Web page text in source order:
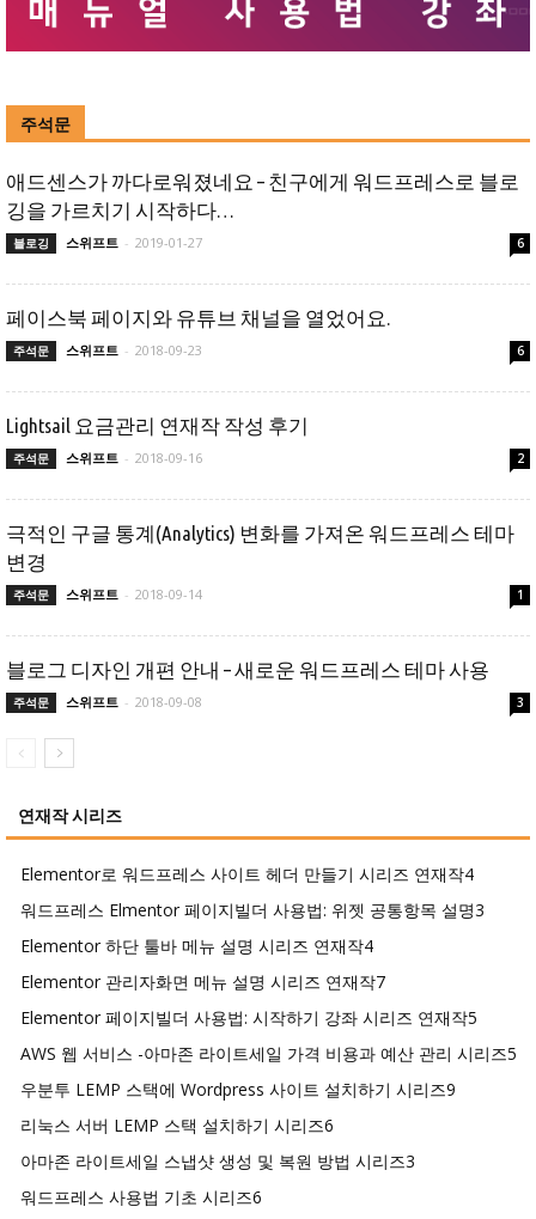
주석문
애드센스가 까다로워졌네요 – 친구에게 워드프레스로 블로
깅을 가르치기 시작하다…
블로깅 스위프트 - 2019-01-27 6
페이스북 페이지와 유튜브 채널을 열었어요.
주석문 스위프트 - 2018-09-23 6
Lightsail 요금관리 연재작 작성 후기
주석문 스위프트 - 2018-09-16 2
극적인 구글 통계(Analytics) 변화를 가져온 워드프레스 테마
변경
주석문 스위프트 - 2018-09-14 1
블로그 디자인 개편 안내 – 새로운 워드프레스 테마 사용
주석문 스위프트 - 2018-09-08 3
연재작 시리즈
Elementor로 워드프레스 사이트 헤더 만들기 시리즈 연재작4
워드프레스 Elmentor 페이지빌더 사용법: 위젯 공통항목 설명3
Elementor 하단 툴바 메뉴 설명 시리즈 연재작4
Elementor 관리자화면 메뉴 설명 시리즈 연재작7
Elementor 페이지빌더 사용법: 시작하기 강좌 시리즈 연재작5
AWS 웹 서비스 -아마존 라이트세일 가격 비용과 예산 관리 시리즈5
우분투 LEMP 스택에 Wordpress 사이트 설치하기 시리즈9
리눅스 서버 LEMP 스택 설치하기 시리즈6
아마존 라이트세일 스냅샷 생성 및 복원 방법 시리즈3
워드프레스 사용법 기초 시리즈6